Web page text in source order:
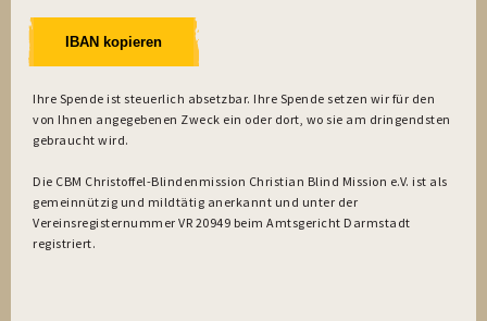
IBAN kopieren
Ihre Spende ist steuerlich absetzbar. Ihre Spende setzen wir für den
von Ihnen angegebenen Zweck ein oder dort, wo sie am dringendsten
gebraucht wird.
Die CBM Christoffel-Blindenmission Christian Blind Mission e.V. ist als
gemeinnützig und mildtätig anerkannt und unter der
Vereinsregisternummer VR 20949 beim Amtsgericht Darmstadt
registriert.